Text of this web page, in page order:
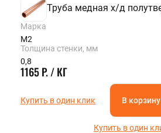
Труба медная х/д
Марка
М2
Толщина стенки, мм
0,8
1165 Р. / КГ
Купить в один клик В корзину
Купить в один